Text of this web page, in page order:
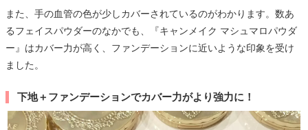
また、手の血管の色が少しカバーされているのがわかります。数あ
るフェイスパウダーのなかでも、『キャンメイク マシュマロパウダ
ー』はカバー力が高く、ファンデーションに近いような印象を受け
ました。
下地＋ファンデーションでカバー力がより強力に！